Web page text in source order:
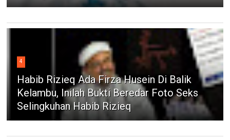
4
Habib Rizieq Ada Firza Husein Di Balik
Kelambu, Inilah Bukti Beredar Foto Seks
Selingkuhan Habib Rizieq